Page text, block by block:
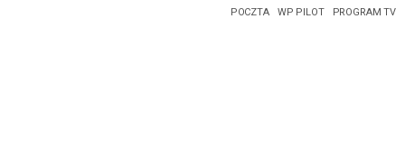
POCZTA WP PILOT PROGRAM TV